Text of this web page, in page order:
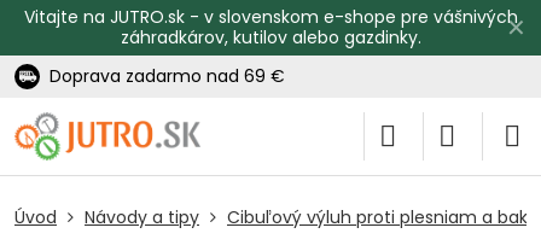
✕
Vitajte na JUTRO.sk - v slovenskom e-shope pre vášnivých
záhradkárov, kutilov alebo gazdinky.
Doprava zadarmo nad 69 €
Úvod Návody a tipy Cibuľový výluh proti plesniam a